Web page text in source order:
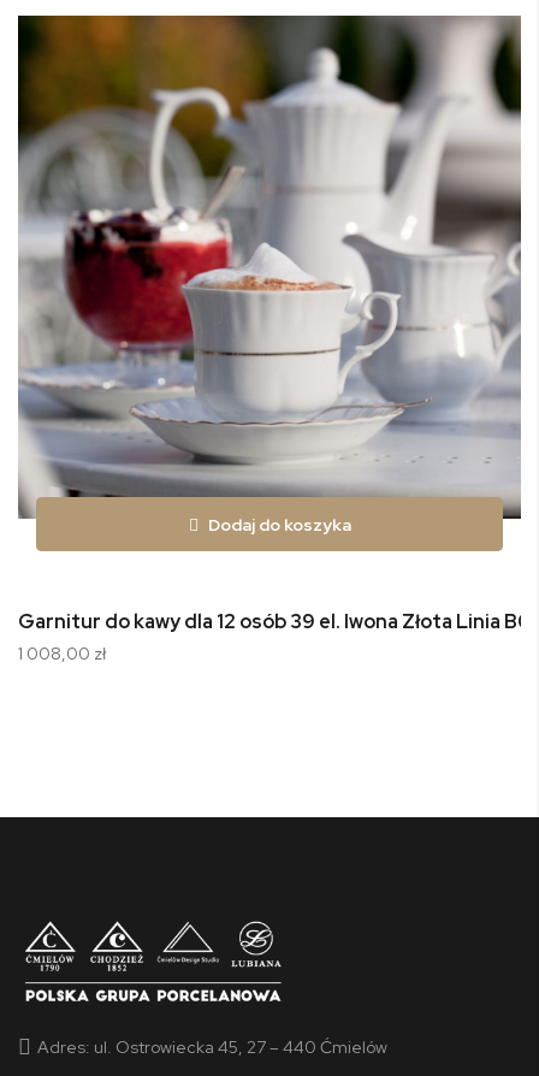
Dodaj do koszyka
Garnitur do kawy dla 12 osób 39 el. Iwona Złota Linia
1 008,00 zł
Adres: ul. Ostrowiecka 45, 27 – 440 Ćmielów